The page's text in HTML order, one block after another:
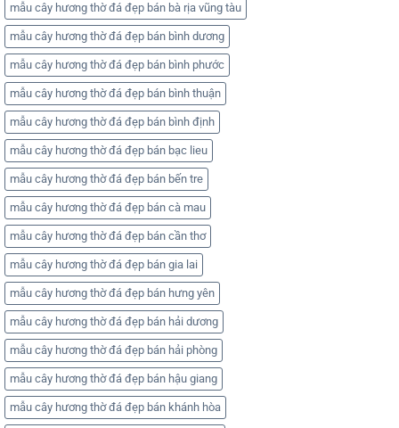
mẫu cây hương thờ đá đẹp bán bà rịa vũng tàu
mẫu cây hương thờ đá đẹp bán bình dương
mẫu cây hương thờ đá đẹp bán bình phước
mẫu cây hương thờ đá đẹp bán bình thuận
mẫu cây hương thờ đá đẹp bán bình định
mẫu cây hương thờ đá đẹp bán bạc lieu
mẫu cây hương thờ đá đẹp bán bến tre
mẫu cây hương thờ đá đẹp bán cà mau
mẫu cây hương thờ đá đẹp bán cần thơ
mẫu cây hương thờ đá đẹp bán gia lai
mẫu cây hương thờ đá đẹp bán hưng yên
mẫu cây hương thờ đá đẹp bán hải dương
mẫu cây hương thờ đá đẹp bán hải phòng
mẫu cây hương thờ đá đẹp bán hậu giang
mẫu cây hương thờ đá đẹp bán khánh hòa